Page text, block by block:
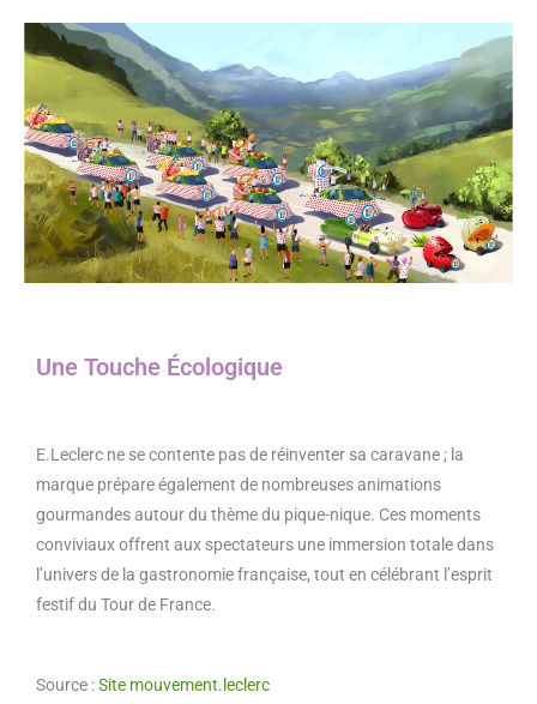
Une Touche Écologique
E.Leclerc ne se contente pas de réinventer sa caravane ; la
marque prépare également de nombreuses animations
gourmandes autour du thème du pique-nique. Ces moments
conviviaux offrent aux spectateurs une immersion totale dans
l’univers de la gastronomie française, tout en célébrant l’esprit
festif du Tour de France.
Source :Site mouvement.leclerc